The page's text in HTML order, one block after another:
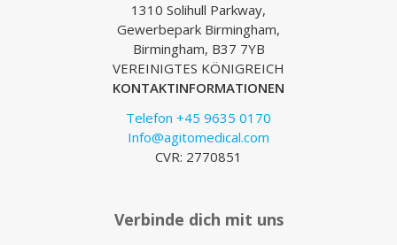
1310 Solihull Parkway,
Gewerbepark Birmingham,
Birmingham, B37 7YB
VEREINIGTES KÖNIGREICH
KONTAKTINFORMATIONEN
Telefon +45 9635 0170
Info@agitomedical.com
CVR: 2770851
Verbinde dich mit uns